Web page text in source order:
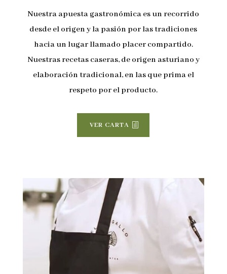
Nuestra apuesta gastronómica es un recorrido
desde el origen y la pasión por las tradiciones
hacia un lugar llamado placer compartido.
Nuestras recetas caseras, de origen asturiano y
elaboración tradicional, en las que prima el
respeto por el producto.
VER CARTA